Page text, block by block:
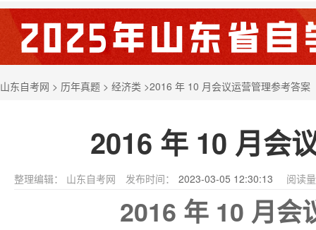
山东自考网 > 历年真题 > 经济类 >2016 年 10 月会议运营管理参考答案
2016 年 10 月会
整理编辑： 山东自考网 发布时间： 2023-03-05 12:30:13 阅读
2016 年 10 月